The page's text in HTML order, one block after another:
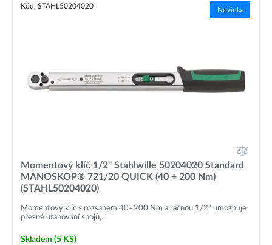
Kód: STAHL50204020 Novinka
Momentový klíč 1/2" Stahlwille 50204020 Standard
MANOSKOP® 721/20 QUICK (40 ÷ 200 Nm)
(STAHL50204020)
Momentový klíč s rozsahem 40–200 Nm a ráčnou 1/2" umožňuje
přesné utahování spojů,...
Skladem (5 KS)